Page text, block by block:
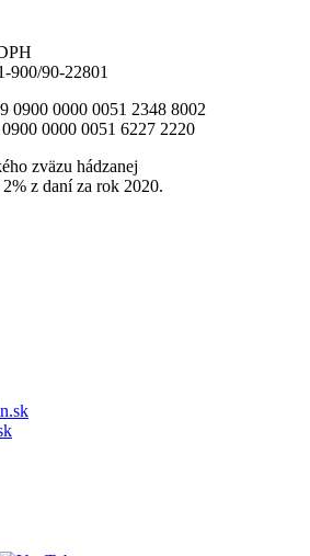
90-22801
0900 0000 0051 2348 8002
0000 0051 6227 2220
zväzu hádzanej
z daní za rok 2020.